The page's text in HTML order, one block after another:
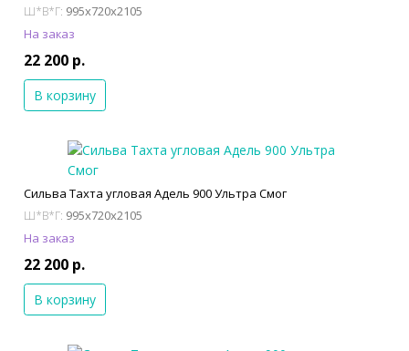
Ш*В*Г: 995x720x2105
На заказ
22 200 р.
В корзину
Сильва Тахта угловая Адель 900 Ультра Смог
Ш*В*Г: 995x720x2105
На заказ
22 200 р.
В корзину